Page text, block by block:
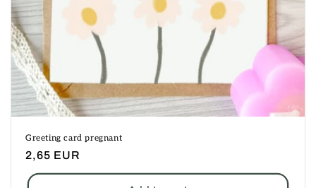
Greeting card pregnant
Regular
price
2,65 EUR